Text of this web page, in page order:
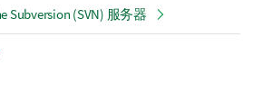
Subversion (SVN) 服务器